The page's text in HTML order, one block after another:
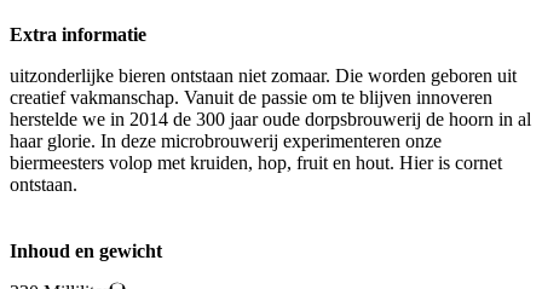
Extra informatie
uitzonderlijke bieren ontstaan niet zomaar. Die worden geboren uit
creatief vakmanschap. Vanuit de passie om te blijven innoveren
herstelde we in 2014 de 300 jaar oude dorpsbrouwerij de hoorn in al
haar glorie. In deze microbrouwerij experimenteren onze
biermeesters volop met kruiden, hop, fruit en hout. Hier is cornet
ontstaan.
Inhoud en gewicht